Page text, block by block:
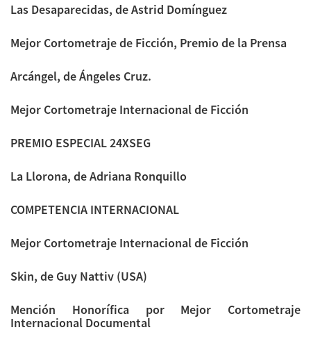
Las Desaparecidas, de Astrid Domínguez
Mejor Cortometraje de Ficción, Premio de la Prensa
Arcángel, de Ángeles Cruz.
Mejor Cortometraje Internacional de Ficción
PREMIO ESPECIAL 24XSEG
La Llorona, de Adriana Ronquillo
COMPETENCIA INTERNACIONAL
Mejor Cortometraje Internacional de Ficción
Skin, de Guy Nattiv (USA)
Mención Honorífica por Mejor Cortometraje
Internacional Documental